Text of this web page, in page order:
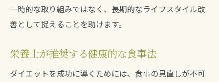
長期的な目標設定の重要性
体型維持のための食生活の改善
メンタルの健康を維持するために
定期的な健康チェックの奨励
一時的な取り組みではなく、長期的なライフスタイル改
善として捉えることを助けます。
栄養士が推奨する健康的な食事法
ダイエットを成功に導くためには、食事の見直しが不可